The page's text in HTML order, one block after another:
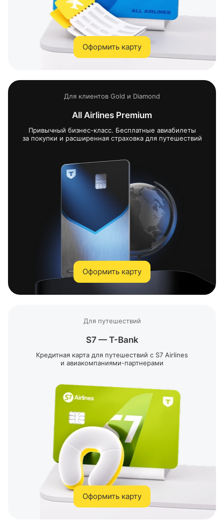
Оформить карту
Для клиентов Gold и Diamond
All Airlines Premium
Привычный бизнес-класс. Бесплатные авиабилеты
за покупки и расширенная страховка для путешествий
Оформить карту
Для путешествий
S7 — T-Bank
Кредитная карта для путешествий с S7 Airlines
и авиакомпаниями-партнерами
Оформить карту